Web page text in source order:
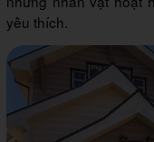
yêu thích.